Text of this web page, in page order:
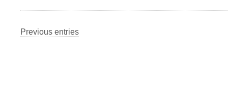
Previous entries